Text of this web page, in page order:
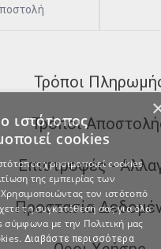
Τρόποι
Τρόποι
Επιστροφές -
Προστασία
ιστότοπος
cookies
χρησιμοποιεί cookies
της εμπειρίας των
τον ιστότοπό
τη συγκατάθεσή σας για όλα
σύμφωνα με την Πολιτική μας
Διαβάστε περισσότερα